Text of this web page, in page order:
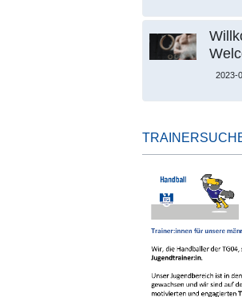
2023-